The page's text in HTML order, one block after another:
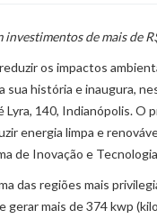
investimentos de mais de
os impactos
sua história e inaugura,
Lyra, 140, Indianópolis.
energia limpa e
de Inovação e
das regiões mais
gerar mais de 374 kwp